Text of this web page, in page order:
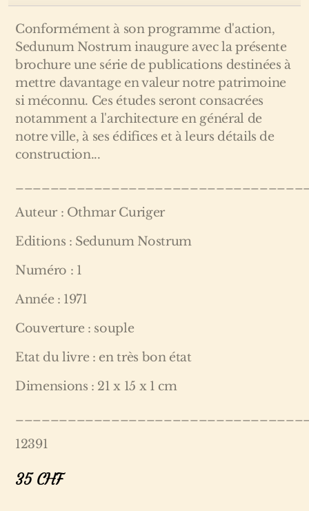
Conformément à son programme d'action,
Sedunum Nostrum inaugure avec la présente
brochure une série de publications destinées à
mettre davantage en valeur notre patrimoine
si méconnu. Ces études seront consacrées
notamment a l'architecture en général de
notre ville, à ses édifices et à leurs détails de
construction...
Auteur : Othmar Curiger
Editions : Sedunum Nostrum
Numéro : 1
Année : 1971
Couverture : souple
Etat du livre : en très bon état
Dimensions : 21 x 15 x 1 cm
12391
35CHF